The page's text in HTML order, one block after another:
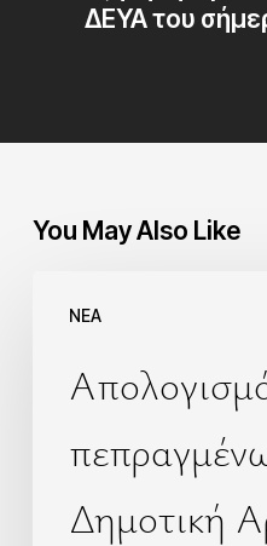
ΔΕΥΑ του
You May Also Like
NEA
Δημοτική